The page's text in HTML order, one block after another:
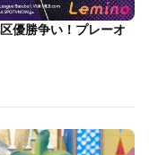
優勝争い！プレーオ